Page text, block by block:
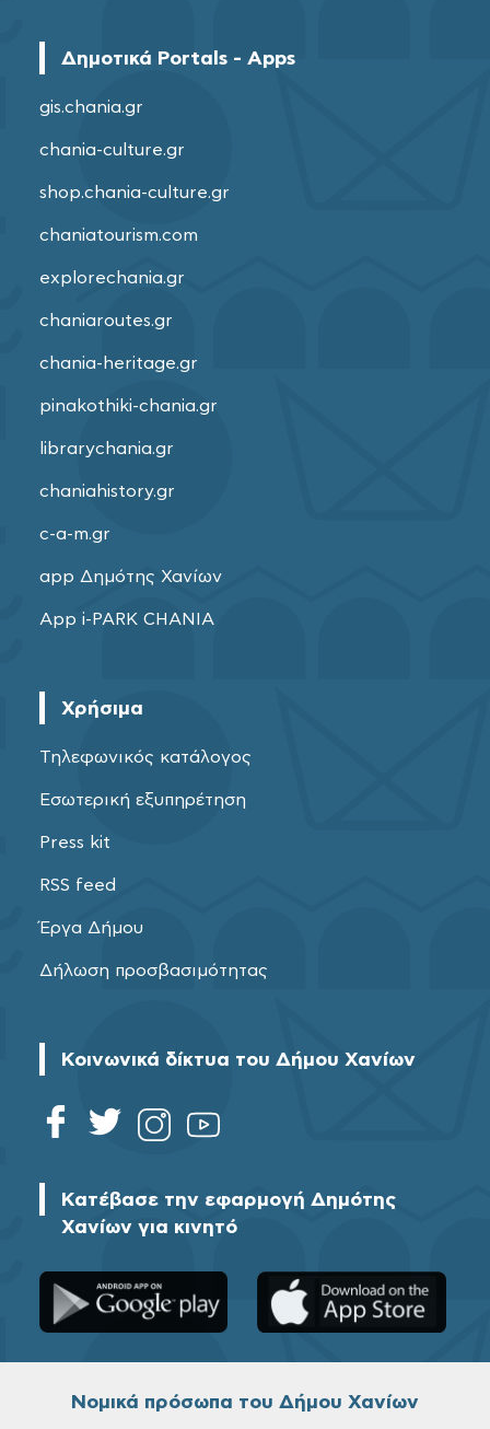
Δημοτικά Portals - Apps
gis.chania.gr
chania-culture.gr
shop.chania-culture.gr
chaniatourism.com
explorechania.gr
chaniaroutes.gr
chania-heritage.gr
pinakothiki-chania.gr
librarychania.gr
chaniahistory.gr
c-a-m.gr
app Δημότης Χανίων
App i-PARK CHANIA
Χρήσιμα
Τηλεφωνικός κατάλογος
Εσωτερική εξυπηρέτηση
Press kit
RSS feed
Έργα Δήμου
Δήλωση προσβασιμότητας
Κοινωνικά δίκτυα του Δήμου Χανίων
Κατέβασε την εφαρμογή Δημότης
Χανίων για κινητό
Νομικά πρόσωπα του Δήμου Χανίων